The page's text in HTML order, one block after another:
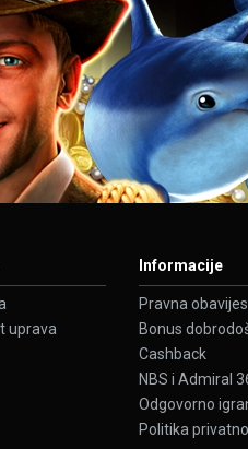
uprava
Informacije
Pravna
Bonus
Cashback
NBS i Admiral
Odgovorno
Politika